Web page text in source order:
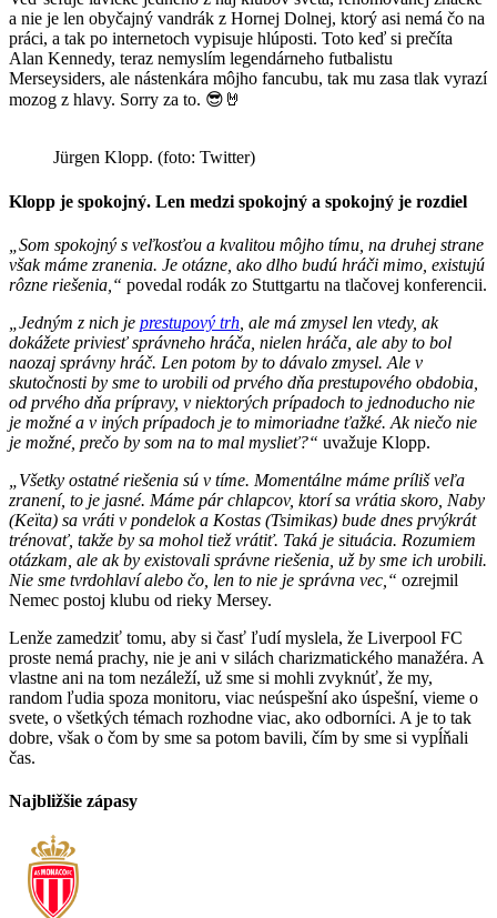
a nie je len obyčajný vandrák z Hornej Dolnej, ktorý asi nemá čo na
práci, a tak po internetoch vypisuje hlúposti. Toto keď si prečíta
Alan Kennedy, teraz nemyslím legendárneho futbalistu
Merseysiders, ale nástenkára môjho fancubu, tak mu zasa tlak vyrazí
mozog z hlavy. Sorry za to. 😎🤘
Jürgen Klopp. (foto: Twitter)
Klopp je spokojný. Len medzi spokojný a spokojný je rozdiel
„Som spokojný s veľkosťou a kvalitou môjho tímu, na druhej strane
však máme zranenia. Je otázne, ako dlho budú hráči mimo, existujú
rôzne riešenia,“ povedal rodák zo Stuttgartu na tlačovej konferencii.
„Jedným z nich je prestupový trh , ale má zmysel len vtedy, ak
dokážete priviesť správneho hráča, nielen hráča, ale aby to bol
naozaj správny hráč. Len potom by to dávalo zmysel. Ale v
skutočnosti by sme to urobili od prvého dňa prestupového obdobia,
od prvého dňa prípravy, v niektorých prípadoch to jednoducho nie
je možné a v iných prípadoch je to mimoriadne ťažké. Ak niečo nie
je možné, prečo by som na to mal myslieť?“ uvažuje Klopp.
„Všetky ostatné riešenia sú v tíme. Momentálne máme príliš veľa
zranení, to je jasné. Máme pár chlapcov, ktorí sa vrátia skoro, Naby
(Keïta) sa vráti v pondelok a Kostas (Tsimikas) bude dnes prvýkrát
trénovať, takže by sa mohol tiež vrátiť. Taká je situácia. Rozumiem
otázkam, ale ak by existovali správne riešenia, už by sme ich urobili.
Nie sme tvrdohlaví alebo čo, len to nie je správna vec,“ ozrejmil
Nemec postoj klubu od rieky Mersey.
Lenže zamedziť tomu, aby si časť ľudí myslela, že Liverpool FC
proste nemá prachy, nie je ani v silách charizmatického manažéra. A
vlastne ani na tom nezáleží, už sme si mohli zvyknúť, že my,
random ľudia spoza monitoru, viac neúspešní ako úspešní, vieme o
svete, o všetkých témach rozhodne viac, ako odborníci. A je to tak
dobre, však o čom by sme sa potom bavili, čím by sme si vypĺňali
čas.
Najbližšie zápasy